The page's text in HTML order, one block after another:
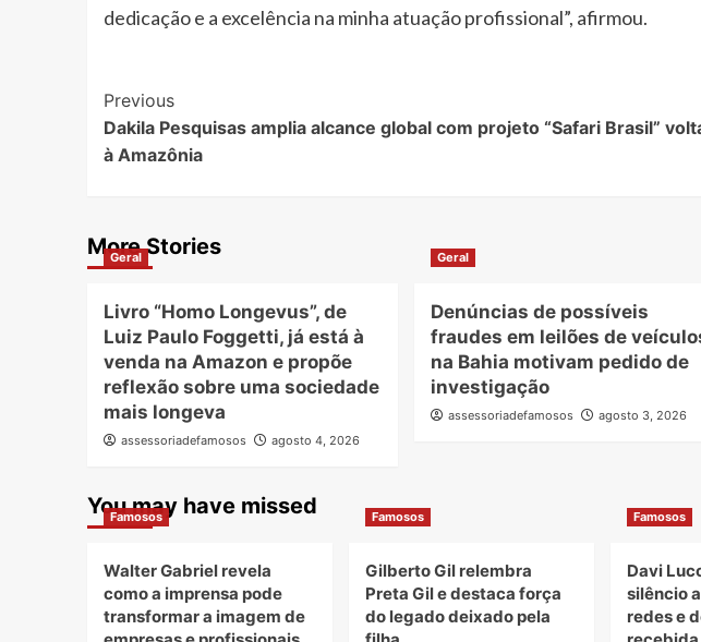
dedicação e a excelência na minha atuação profissional”, afirmou.
Post
Navigation
Previous
Dakila Pesquisas amplia alcance global com projeto “Safari Brasil”
à Amazônia
More Stories
Geral
Livro “Homo Longevus”, de
Luiz Paulo Foggetti, já está à
venda na Amazon e propõe
reflexão sobre uma sociedade
mais longeva
assessoriadefamosos agosto 4, 2026
Geral
Denúncias de possíveis
fraudes em leilões de
na Bahia motivam pedido de
investigação
assessoriadefamosos agosto 3, 2026
You may have missed
Famosos
Walter Gabriel revela
como a imprensa pode
transformar a imagem de
Famosos
Gilberto Gil relembra
Preta Gil e destaca força
do legado deixado pela
Famosos
Davi
silêncio
redes e